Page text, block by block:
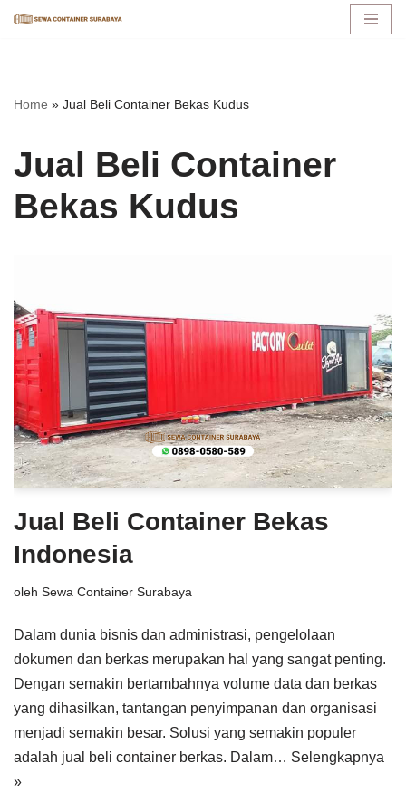
konten
Home » Jual Beli Container Bekas Kudus
Jual Beli Container
Bekas Kudus
Jual Beli Container Bekas
Indonesia
oleh Sewa Container Surabaya
Dalam dunia bisnis dan administrasi, pengelolaan
dokumen dan berkas merupakan hal yang sangat penting.
Dengan semakin bertambahnya volume data dan berkas
yang dihasilkan, tantangan penyimpanan dan organisasi
menjadi semakin besar. Solusi yang semakin populer
adalah jual beli container berkas. Dalam… Selengkapnya
»